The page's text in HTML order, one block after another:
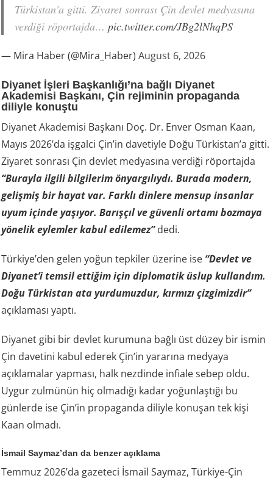
Türkistan'a gitti. Ziyaret sonrası Çin devlet medyasına
verdiği röportajda…pic.twitter.com/JBg2lNhqPS
— Mira Haber (@Mira_Haber)August 6, 2026
Diyanet İşleri Başkanlığı’na bağlı Diyanet
Akademisi Başkanı, Çin rejiminin propaganda
diliyle konuştu
Diyanet Akademisi Başkanı Doç. Dr. Enver Osman Kaan,
Mayıs 2026’da işgalci Çin’in davetiyle Doğu Türkistan’a gitti.
Ziyaret sonrası Çin devlet medyasına verdiği röportajda
“Burayla ilgili bilgilerim önyargılıydı. Burada modern,
gelişmiş bir hayat var. Farklı dinlere mensup insanlar
uyum içinde yaşıyor. Barışçıl ve güvenli ortamı bozmaya
yönelik eylemler kabul edilemez”dedi.
Türkiye’den gelen yoğun tepkiler üzerine ise “Devlet ve
Diyanet’i temsil ettiğim için diplomatik üslup kullandım.
Doğu Türkistan ata yurdumuzdur, kırmızı çizgimizdir”
açıklaması yaptı.
Diyanet gibi bir devlet kurumuna bağlı üst düzey bir ismin
Çin davetini kabul ederek Çin’in yararına medyaya
açıklamalar yapması, halk nezdinde infiale sebep oldu.
Uygur zulmünün hiç olmadığı kadar yoğunlaştığı bu
günlerde ise Çin’in propaganda diliyle konuşan tek kişi
Kaan olmadı.
İsmail Saymaz’dan da benzer açıklama
Temmuz 2026’da gazeteci İsmail Saymaz, Türkiye-Çin